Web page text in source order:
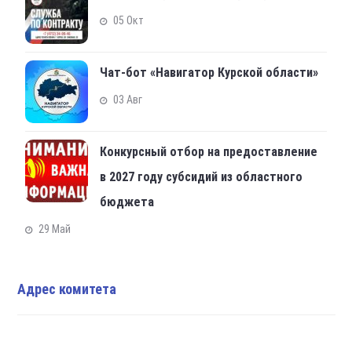
05 Окт
Чат-бот «Навигатор Курской области»
03 Авг
Конкурсный отбор на предоставление
в 2027 году субсидий из областного
бюджета
29 Май
Адрес комитета